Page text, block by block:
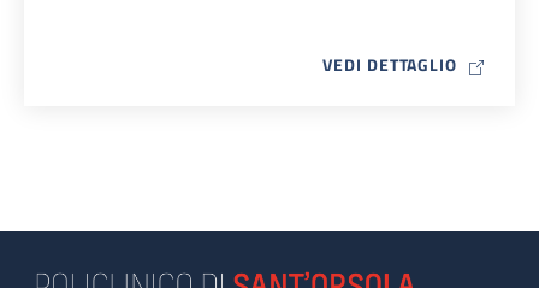
VEDI DETTAGLIO MAP ICON